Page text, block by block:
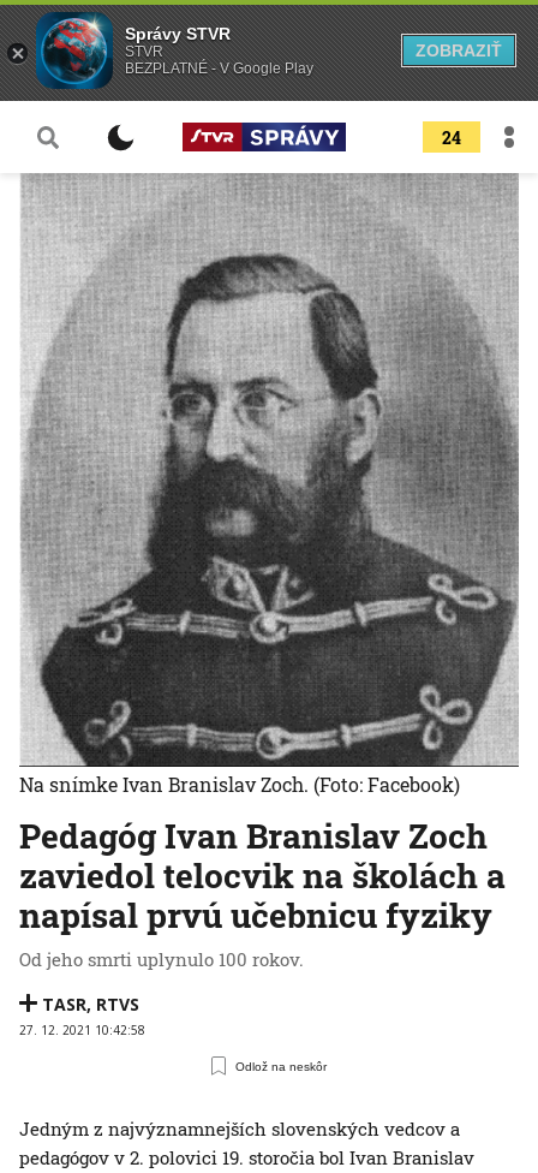
24
Pedagóg Ivan Branislav Zoch
zaviedol telocvik na školách a
napísal prvú učebnicu fyziky
Od jeho smrti uplynulo 100 rokov.
TASR, RTVS
27. 12. 2021 10:42:58
Odlož na neskôr
Na snímke Ivan Branislav Zoch. (Foto: Facebook)
Jedným z najvýznamnejších slovenských vedcov a
pedagógov v 2. polovici 19. storočia bol Ivan Branislav
Správy STVR
STVR
BEZPLATNÉ - V Google Play
ZOBRAZIŤ